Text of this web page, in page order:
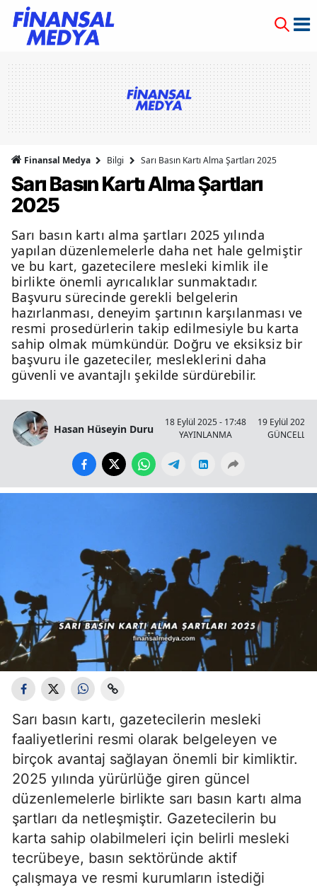
Finansal Medya Bilgi Sarı Basın Kartı Alma Şartları 2025
Sarı Basın Kartı Alma Şartları
2025
Sarı basın kartı alma şartları 2025 yılında
yapılan düzenlemelerle daha net hale gelmiştir
ve bu kart, gazetecilere mesleki kimlik ile
birlikte önemli ayrıcalıklar sunmaktadır.
Başvuru sürecinde gerekli belgelerin
hazırlanması, deneyim şartının karşılanması ve
resmi prosedürlerin takip edilmesiyle bu karta
sahip olmak mümkündür. Doğru ve eksiksiz bir
başvuru ile gazeteciler, mesleklerini daha
güvenli ve avantajlı şekilde sürdürebilir.
Hasan Hüseyin Duru
18 Eylül 2025 - 17:48
YAYINLANMA
19 Eylül 2025
Sarı basın kartı, gazetecilerin mesleki
faaliyetlerini resmi olarak belgeleyen ve
birçok avantaj sağlayan önemli bir kimliktir.
2025 yılında yürürlüğe giren güncel
düzenlemelerle birlikte sarı basın kartı alma
şartları da netleşmiştir. Gazetecilerin bu
karta sahip olabilmeleri için belirli mesleki
tecrübeye, basın sektöründe aktif
çalışmaya ve resmi kurumların istediği